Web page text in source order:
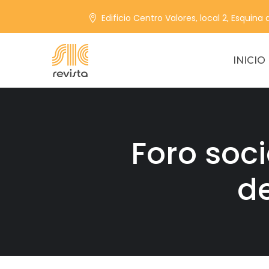
Edificio Centro Valores, local 2, Esquina
INICIO
Foro